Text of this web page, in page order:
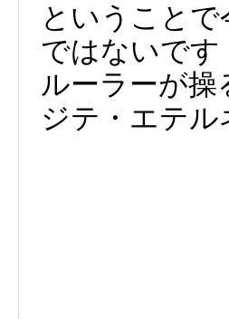
ということ
ではないです
ルーラーが
ジテ・エテ